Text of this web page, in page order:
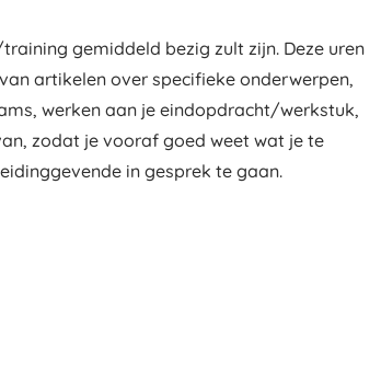
gemiddeld bezig zult zijn. Deze uren
artikelen over specifieke onderwerpen,
werken aan je eindopdracht/werkstuk,
zodat je vooraf goed weet wat je te
in gesprek te gaan.